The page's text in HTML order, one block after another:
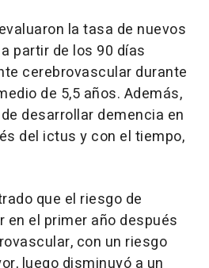
la tasa de nuevos
partir de los 90 días
cerebrovascular durante
de 5,5 años. Además,
desarrollar demencia en
del ictus y con el tiempo,
que el riesgo de
en el primer año después
con un riesgo
luego disminuyó a un